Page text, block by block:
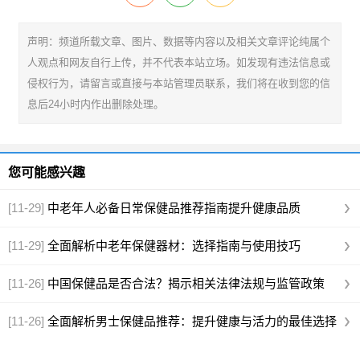
声明：频道所载文章、图片、数据等内容以及相关文章评论纯属个
人观点和网友自行上传，并不代表本站立场。如发现有违法信息或
侵权行为，请留言或直接与本站管理员联系，我们将在收到您的信
息后24小时内作出删除处理。
您可能感兴趣
[11-29] 中老年人必备日常保健品推荐指南提升健康品质
[11-29] 全面解析中老年保健器材：选择指南与使用技巧
[11-26] 中国保健品是否合法？揭示相关法律法规与监管政策
[11-26] 全面解析男士保健品推荐：提升健康与活力的最佳选择